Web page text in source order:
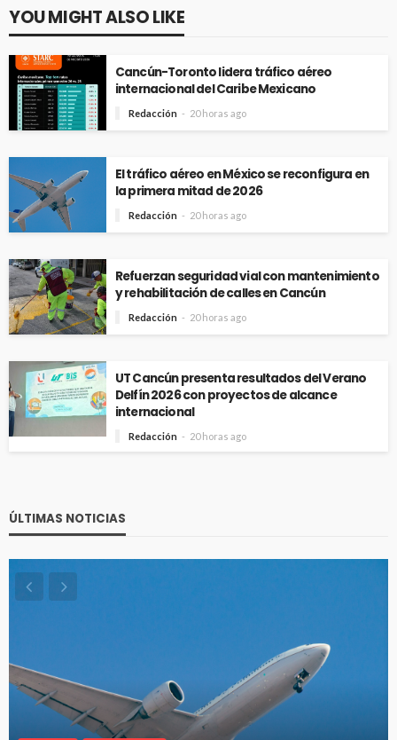
YOU MIGHT ALSO LIKE
Cancún-Toronto lidera tráfico aéreo
internacional del Caribe Mexicano
Redacción 20 horas ago
El tráfico aéreo en México se reconfigura en
la primera mitad de 2026
Redacción 20 horas ago
Refuerzan seguridad vial con mantenimiento
y rehabilitación de calles en Cancún
Redacción 20 horas ago
UT Cancún presenta resultados del Verano
Delfín 2026 con proyectos de alcance
internacional
Redacción 20 horas ago
ÚLTIMAS NOTICIAS